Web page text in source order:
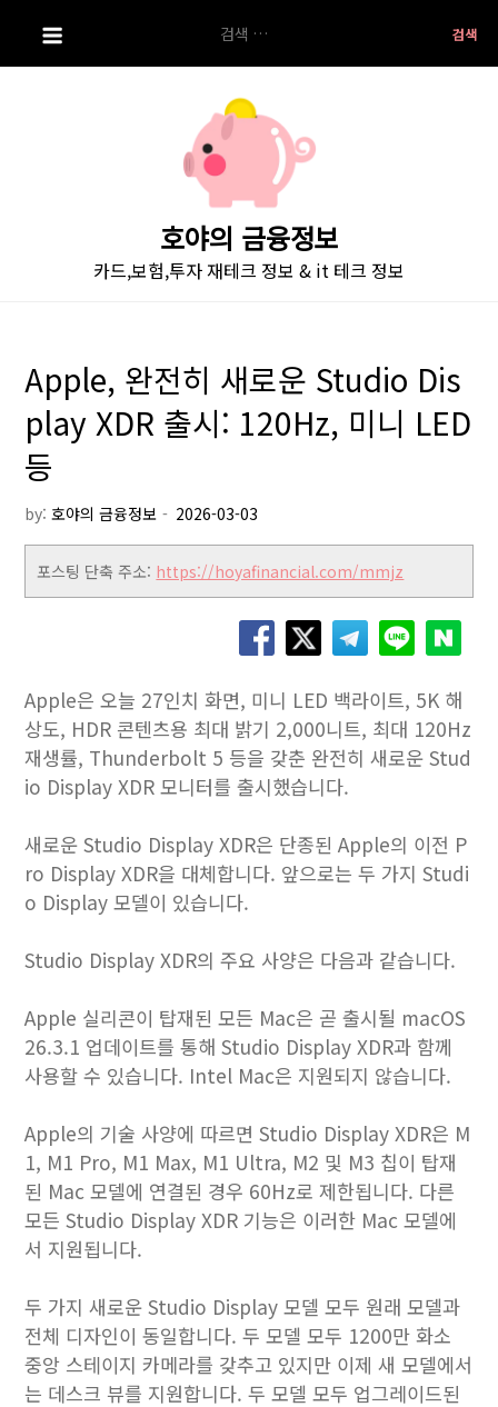
i
색:
호야의 금융정보
카드,보험,투자 재테크 정보 & it 테크 정보
Apple, 완전히 새로운 Studio Dis
play XDR 출시: 120Hz, 미니 LED
등
by:호야의 금융정보
포스팅 단축 주소: https://hoyafinancial.com/mmjz
Apple은 오늘 27인치 화면, 미니 LED 백라이트, 5K 해
상도, HDR 콘텐츠용 최대 밝기 2,000니트, 최대 120Hz
재생률, Thunderbolt 5 등을 갖춘 완전히 새로운 Stud
io Display XDR 모니터를 출시했습니다.
새로운 Studio Display XDR은 단종된 Apple의 이전 P
ro Display XDR을 대체합니다. 앞으로는 두 가지 Studi
o Display 모델이 있습니다.
Studio Display XDR의 주요 사양은 다음과 같습니다.
Apple 실리콘이 탑재된 모든 Mac은 곧 출시될 macOS
26.3.1 업데이트를 통해 Studio Display XDR과 함께
사용할 수 있습니다. Intel Mac은 지원되지 않습니다.
Apple의 기술 사양에 따르면 Studio Display XDR은 M
1, M1 Pro, M1 Max, M1 Ultra, M2 및 M3 칩이 탑재
된 Mac 모델에 연결된 경우 60Hz로 제한됩니다. 다른
모든 Studio Display XDR 기능은 이러한 Mac 모델에
서 지원됩니다.
두 가지 새로운 Studio Display 모델 모두 원래 모델과
전체 디자인이 동일합니다. 두 모델 모두 1200만 화소
중앙 스테이지 카메라를 갖추고 있지만 이제 새 모델에서
는 데스크 뷰를 지원합니다. 두 모델 모두 업그레이드된